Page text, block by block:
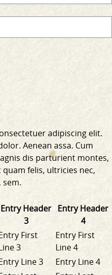
adipiscing elit.
Aenean assa. Cum
dis parturient montes,
felis, ultricies nec,
Entry Header
3
Entry Header
4
First
3
Entry First
Line 4
Line 3
Entry Line 4